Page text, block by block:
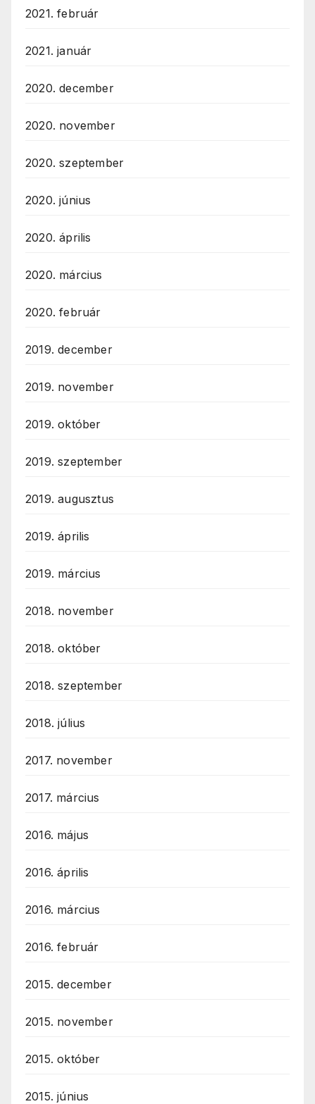
2021. február
2021. január
2020. december
2020. november
2020. szeptember
2020. június
2020. április
2020. március
2020. február
2019. december
2019. november
2019. október
2019. szeptember
2019. augusztus
2019. április
2019. március
2018. november
2018. október
2018. szeptember
2018. július
2017. november
2017. március
2016. május
2016. április
2016. március
2016. február
2015. december
2015. november
2015. október
2015. június